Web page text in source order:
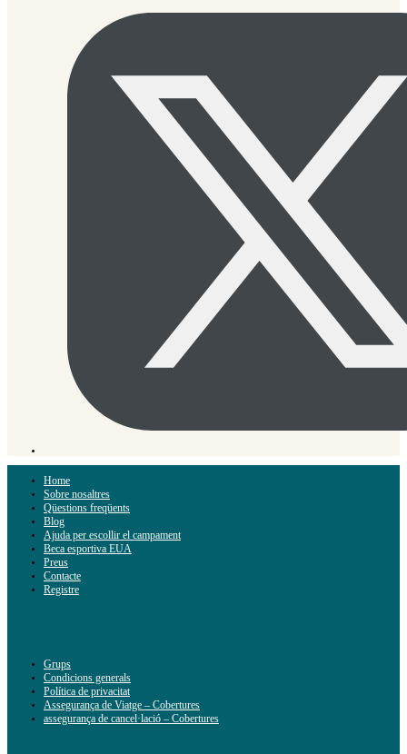
Home
Sobre nosaltres
Qüestions freqüents
Blog
Ajuda per escollir el campament
Beca esportiva EUA
Preus
Contacte
Registre
Grups
Condicions generals
Política de privacitat
Assegurança de Viatge – Cobertures
assegurança de cancel·lació – Cobertures